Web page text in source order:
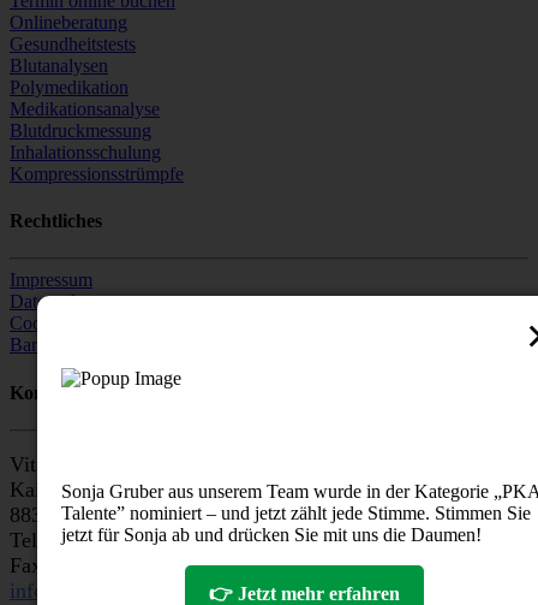
Sonja Gruber aus unserem Team wurde in der Kategorie
Talente” nominiert – und jetzt zählt jede Stimme. Stimmen Sie
jetzt für Sonja ab und drücken Sie mit uns die Daumen!
👉 Jetzt mehr erfahren
Onlineberatung
Gesundheitstests
Blutanalysen
Polymedikation
Medikationsanalyse
Blutdruckmessung
Inhalationsschulung
Kompressionsstrümpfe
Rechtliches
Impressum
Datenschutz
Cookie-Einstellungen
Barrierefreiheitserklärung
Kontakt
Vital-Apotheke
Kaiserstr. 58
88348 Bad Saulgau
Tel: 07581 - 484 900
Fax: 07581 - 484 9029
info@vitalapotheke24.de